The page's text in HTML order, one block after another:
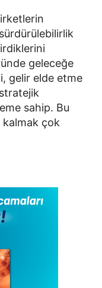
geleceğe
gelir elde etme
sahip. Bu
kalmak çok